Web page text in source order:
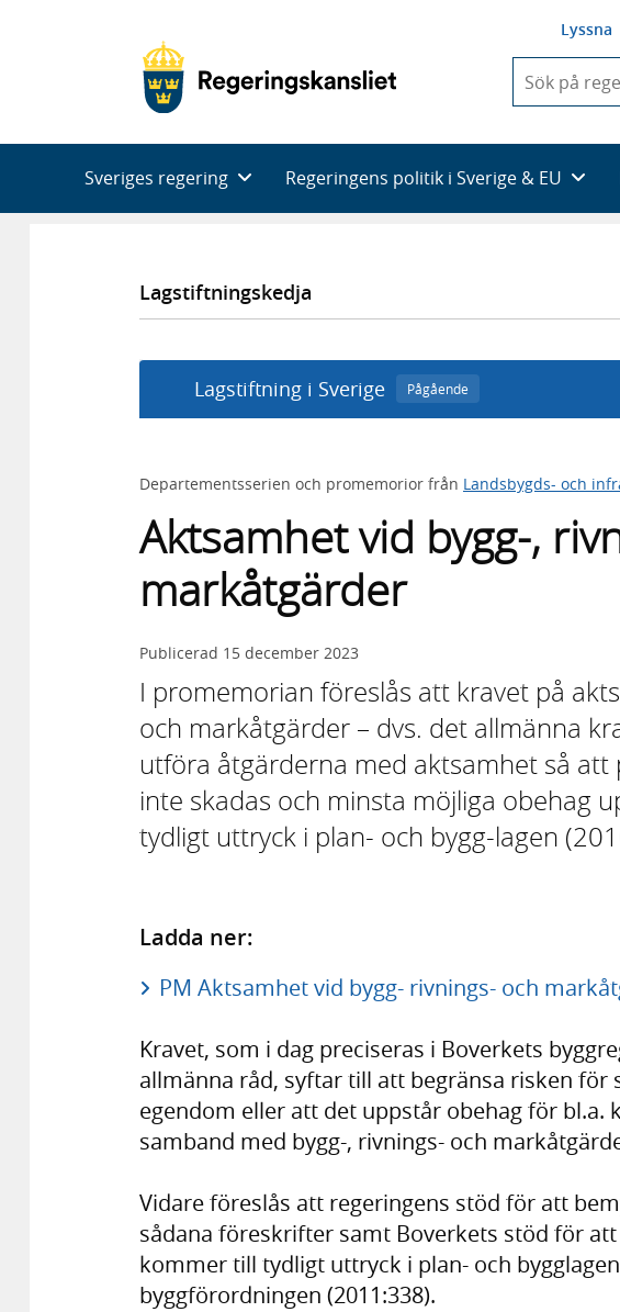
Lyssna
du
skriva
framträder
en
Sveriges regering Regeringens politik i Sverige & EU
Lagstiftningskedja
Lagstiftning i Sverige Pågående
Departementsserien och promemorior från Landsbygds- och
Aktsamhet vid bygg-,
markåtgärder
Publicerad 15 december 2023
I promemorian föreslås att kravet på
och markåtgärder – dvs. det allmänna
utföra åtgärderna med aktsamhet så
inte skadas och minsta möjliga obehag
tydligt uttryck i plan- och bygg-lagen
Ladda ner:
PM Aktsamhet vid bygg- rivnings- och
Kravet, som i dag preciseras i Boverkets
allmänna råd, syftar till att begränsa risken för
egendom eller att det uppstår obehag för bl.a.
samband med bygg-, rivnings- och
Vidare föreslås att regeringens stöd för att
sådana föreskrifter samt Boverkets stöd för
kommer till tydligt uttryck i plan- och
byggförordningen (2011:338).